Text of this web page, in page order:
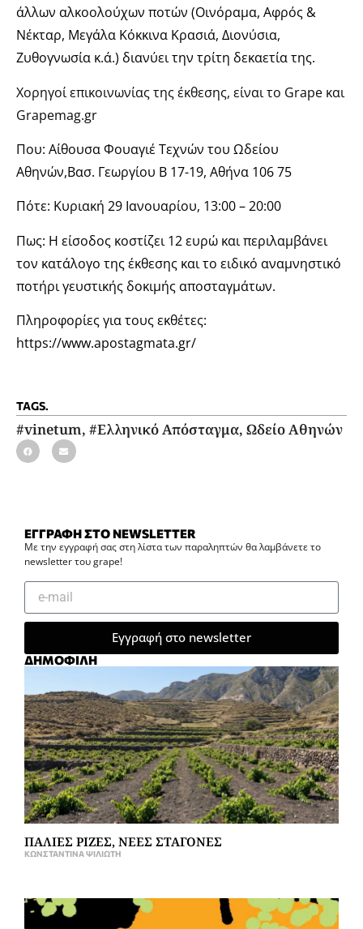
άλλων αλκοολούχων ποτών (Οινόραμα, Αφρός &
Νέκταρ, Μεγάλα Κόκκινα Κρασιά, Διονύσια,
Ζυθογνωσία κ.ά.) διανύει την τρίτη δεκαετία της.
Χορηγoί επικοινωνίας της έκθεσης, είναι το Grape και
Grapemag.gr
Που: Αίθουσα Φουαγιέ Τεχνών του Ωδείου
Αθηνών,Βασ. Γεωργίου B 17-19, Αθήνα 106 75
Πότε: Κυριακή 29 Ιανουαρίου, 13:00 – 20:00
Πως: Η είσοδος κοστίζει 12 ευρώ και περιλαμβάνει
τον κατάλογο της έκθεσης και το ειδικό αναμνηστικό
ποτήρι γευστικής δοκιμής αποσταγμάτων.
Πληροφορίες για τους εκθέτες:
https://www.apostagmata.gr/
TAGS.
#vinetum, #Ελληνικό Απόσταγμα, Ωδείο Αθηνών
ΕΓΓΡΑΦΗ ΣΤΟ NEWSLETTER
Με την εγγραφή σας στη λίστα των παραληπτών θα λαμβάνετε το
newsletter του grape!
Εγγραφή στο newsletter
ΔΗΜΟΦΙΛΗ
ΠΑΛΙΕΣ ΡΙΖΕΣ, ΝΕΕΣ ΣΤΑΓΟΝΕΣ
ΚΩΝΣΤΑΝΤΊΝΑ ΨΙΛΙΏΤΗ